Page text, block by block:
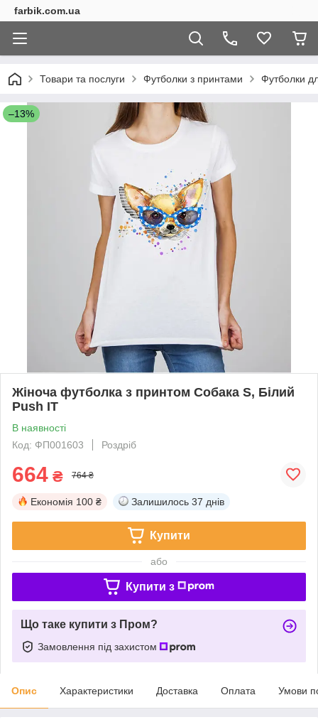
farbik.com.ua
Товари та послуги Футболки з принтами Футболки
–13%
Жіноча футболка з принтом Собака S, Білий
Push IT
В наявності
Код: ФП001603
Роздріб
664 ₴ 764 ₴
Економія 100 ₴ Залишилось 37 днів
Купити
або
Купити з
Що таке купити з Пром?
Замовлення під захистом
Опис Характеристики Доставка Оплата Умови